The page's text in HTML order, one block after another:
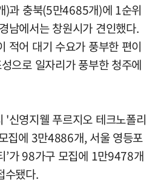
)과 충북(5만4685개)에 1순위
남에서는 창원시가 견인했다.
적어 대기 수요가 풍부한 편이
으로 일자리가 풍부한 청주에
'신영지웰 푸르지오 테크노폴리
집에 3만4886개, 서울 영등포
’가 98가구 모집에 1만9478개
수됐다.